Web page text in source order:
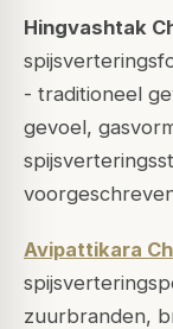
Hingvashtak
- traditioneel
gevoel,
Avipattikara
zuurbranden,